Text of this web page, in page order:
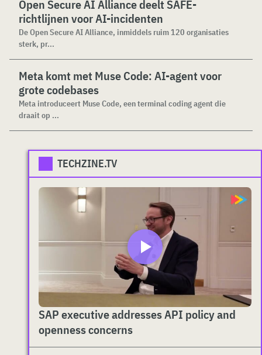
Open Secure AI Alliance deelt SAFE-
richtlijnen voor AI-incidenten
De Open Secure AI Alliance, inmiddels ruim 120 organisaties
sterk, pr...
Meta komt met Muse Code: AI-agent voor
grote codebases
Meta introduceert Muse Code, een terminal coding agent die
draait op ...
TECHZINE.TV
SAP executive addresses API policy and
openness concerns